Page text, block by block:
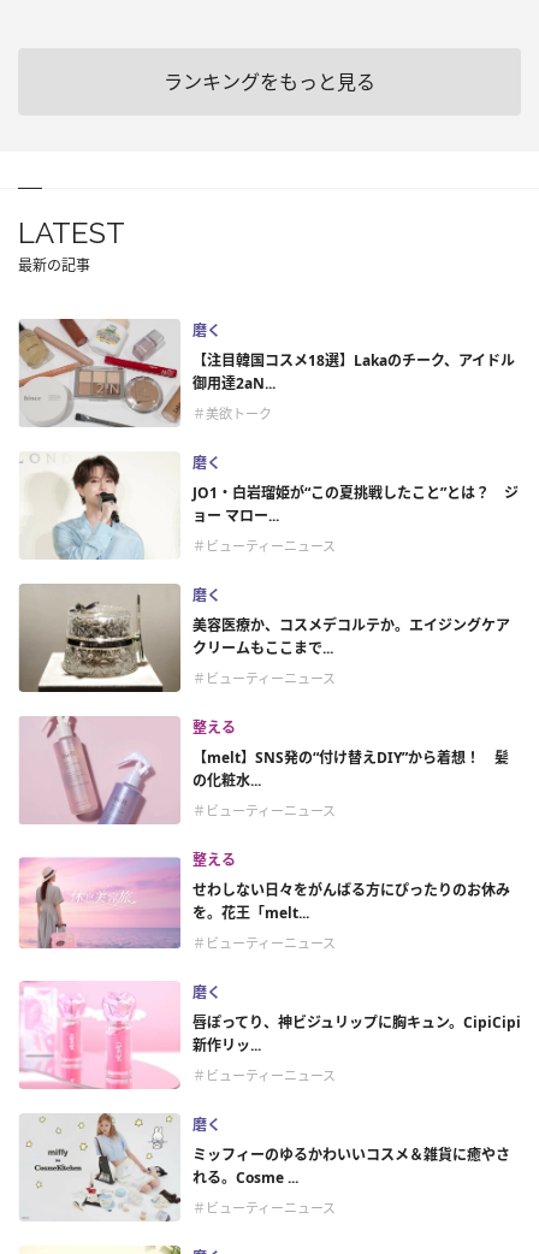
ランキングをもっと見る
LATEST
最新の記事
磨く
【注目韓国コスメ18選】Lakaのチーク、アイドル
御用達2aN...
＃美欲トーク
磨く
JO1・白岩瑠姫が“この夏挑戦したこと”とは？ ジ
ョー マロー...
＃ビューティーニュース
磨く
美容医療か、コスメデコルテか。エイジングケア
クリームもここまで...
＃ビューティーニュース
整える
【melt】SNS発の“付け替えDIY”から着想！ 髪
の化粧水...
＃ビューティーニュース
整える
せわしない日々をがんばる方にぴったりのお休み
を。花王「melt...
＃ビューティーニュース
磨く
唇ぽってり、神ビジュリップに胸キュン。CipiCipi
新作リッ...
＃ビューティーニュース
磨く
ミッフィーのゆるかわいいコスメ＆雑貨に癒やさ
れる。Cosme ...
＃ビューティーニュース